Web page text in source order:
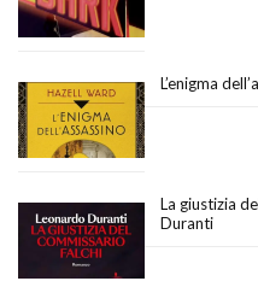
L’enigma
La giustizia
Duranti